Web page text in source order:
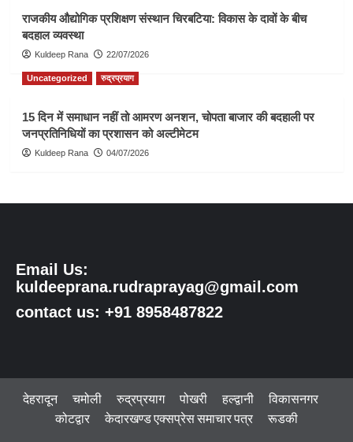
राजकीय औद्योगिक प्रशिक्षण संस्थान चिरबटिया: विकास के दावों के बीच
बदहाल व्यवस्था
Kuldeep Rana 22/07/2026
Uncategorized रुद्रप्रयाग
15 दिन में समाधान नहीं तो आमरण अनशन, चोपता बाजार की बदहाली पर
जनप्रतिनिधियों का प्रशासन को अल्टीमेटम
Kuldeep Rana 04/07/2026
Email Us:
kuldeeprana.rudraprayag@gmail.com
contact us: +91 8958487822
देहरादून चमोली रुद्रप्रयाग पोखरी हल्द्वानी
विकासनगर
कोटद्वार
केदारखण्ड एक्सप्रेस समाचार पत्र रूडकी